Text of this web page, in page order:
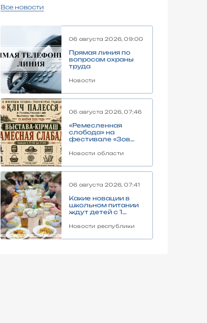
Все новости
06 августа 2026, 09:00
Прямая линия по
вопросам охраны
труда
Новости
06 августа 2026, 07:46
«Ремесленная
слобода» на
фестивале «Зов
погружение в
Новости области
06 августа 2026, 07:41
Какие новации в
школьном питании
ждут детей с 1
рассказали в
Новости республики